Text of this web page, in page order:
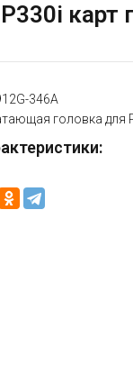
карт
346A
головка для